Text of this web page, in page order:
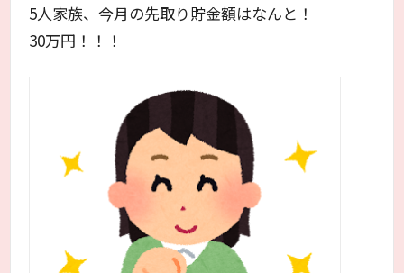
5人家族、今月の先取り貯金額はなんと！
30万円！！！